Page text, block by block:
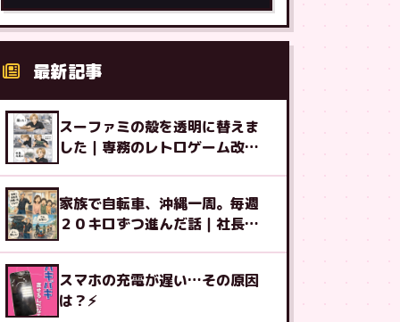
最新記事
スーファミの殻を透明に替えま
した｜専務のレトロゲーム改造
家族で自転車、沖縄一周。毎週
２０キロずつ進んだ話｜社長ブ
スマホの充電が遅い…その原因
は？⚡